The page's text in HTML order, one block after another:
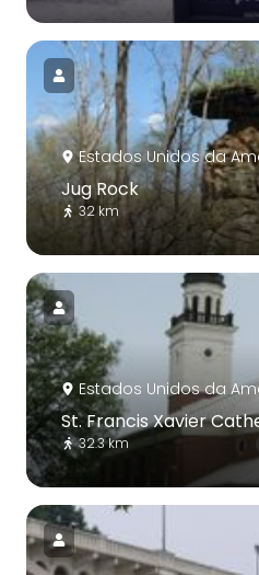
Estados Unidos da
Jug Rock
32 km
Estados Unidos da
St. Francis Xavier
32.3 km